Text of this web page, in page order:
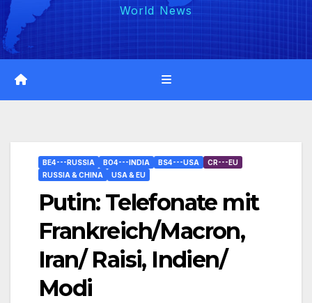
World News
BE4---RUSSIA BO4---INDIA BS4---USA
CR---EU
RUSSIA & CHINA
USA & EU
Putin: Telefonate mit
Frankreich/Macron,
Iran/ Raisi, Indien/
Modi